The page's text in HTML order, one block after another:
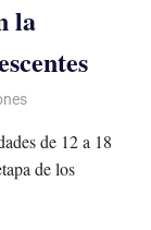
la
de 12 a 18
de los